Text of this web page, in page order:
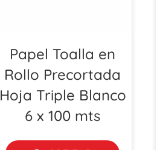
Papel Toalla en
Rollo Precortada
Hoja Triple Blanco
6 x 100 mts